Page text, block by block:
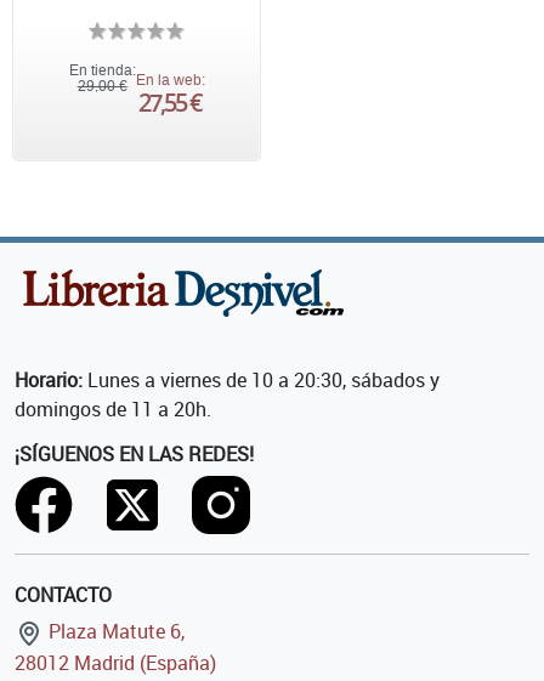
En tienda:
29,00 € En la web:
27,55 €
Horario: Lunes a viernes de 10 a 20:30, sábados y
domingos de 11 a 20h.
¡SÍGUENOS EN LAS REDES!
CONTACTO
Plaza Matute 6,
28012 Madrid (España)